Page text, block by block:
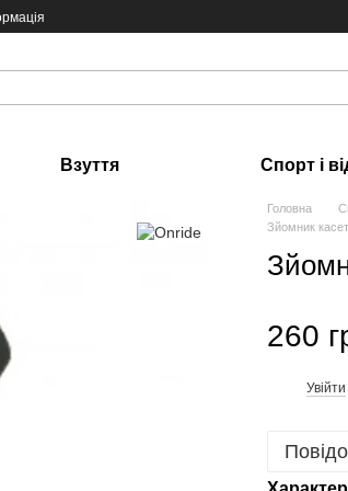
Взуття Спорт і
Головна
Зйомник
260
Увійти